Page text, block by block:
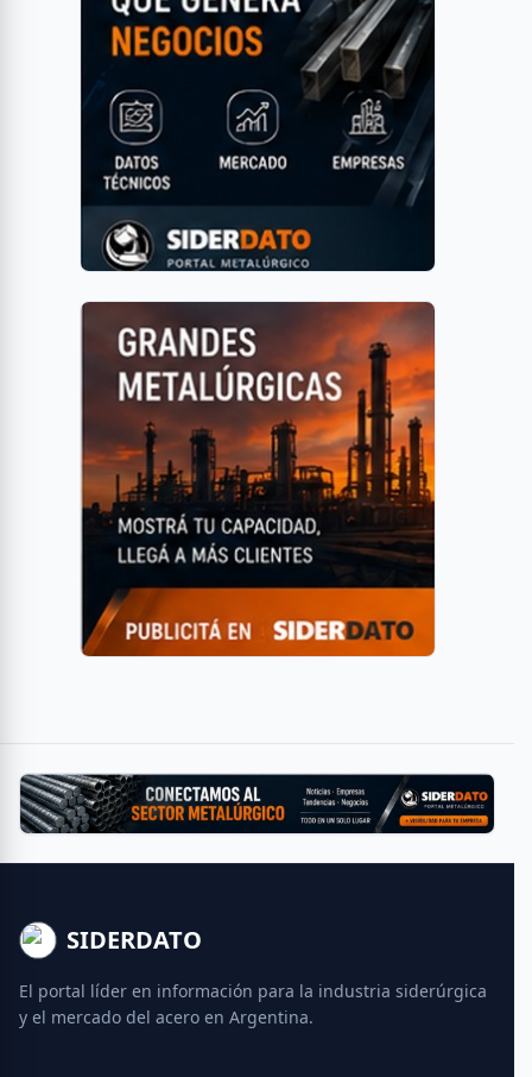
SIDERDATO
El portal líder en información para la industria siderúrgica
y el mercado del acero en Argentina.